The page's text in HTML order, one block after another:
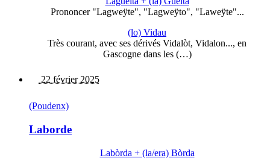
Prononcer "Lagweÿte", "Lagweÿto", "Laweÿte"...
(lo) Vidau
Très courant, avec ses dérivés Vidalòt, Vidalon..., en
Gascogne dans les (…)
22 février 2025
(Poudenx)
Laborde
Labòrda + (la/era) Bòrda